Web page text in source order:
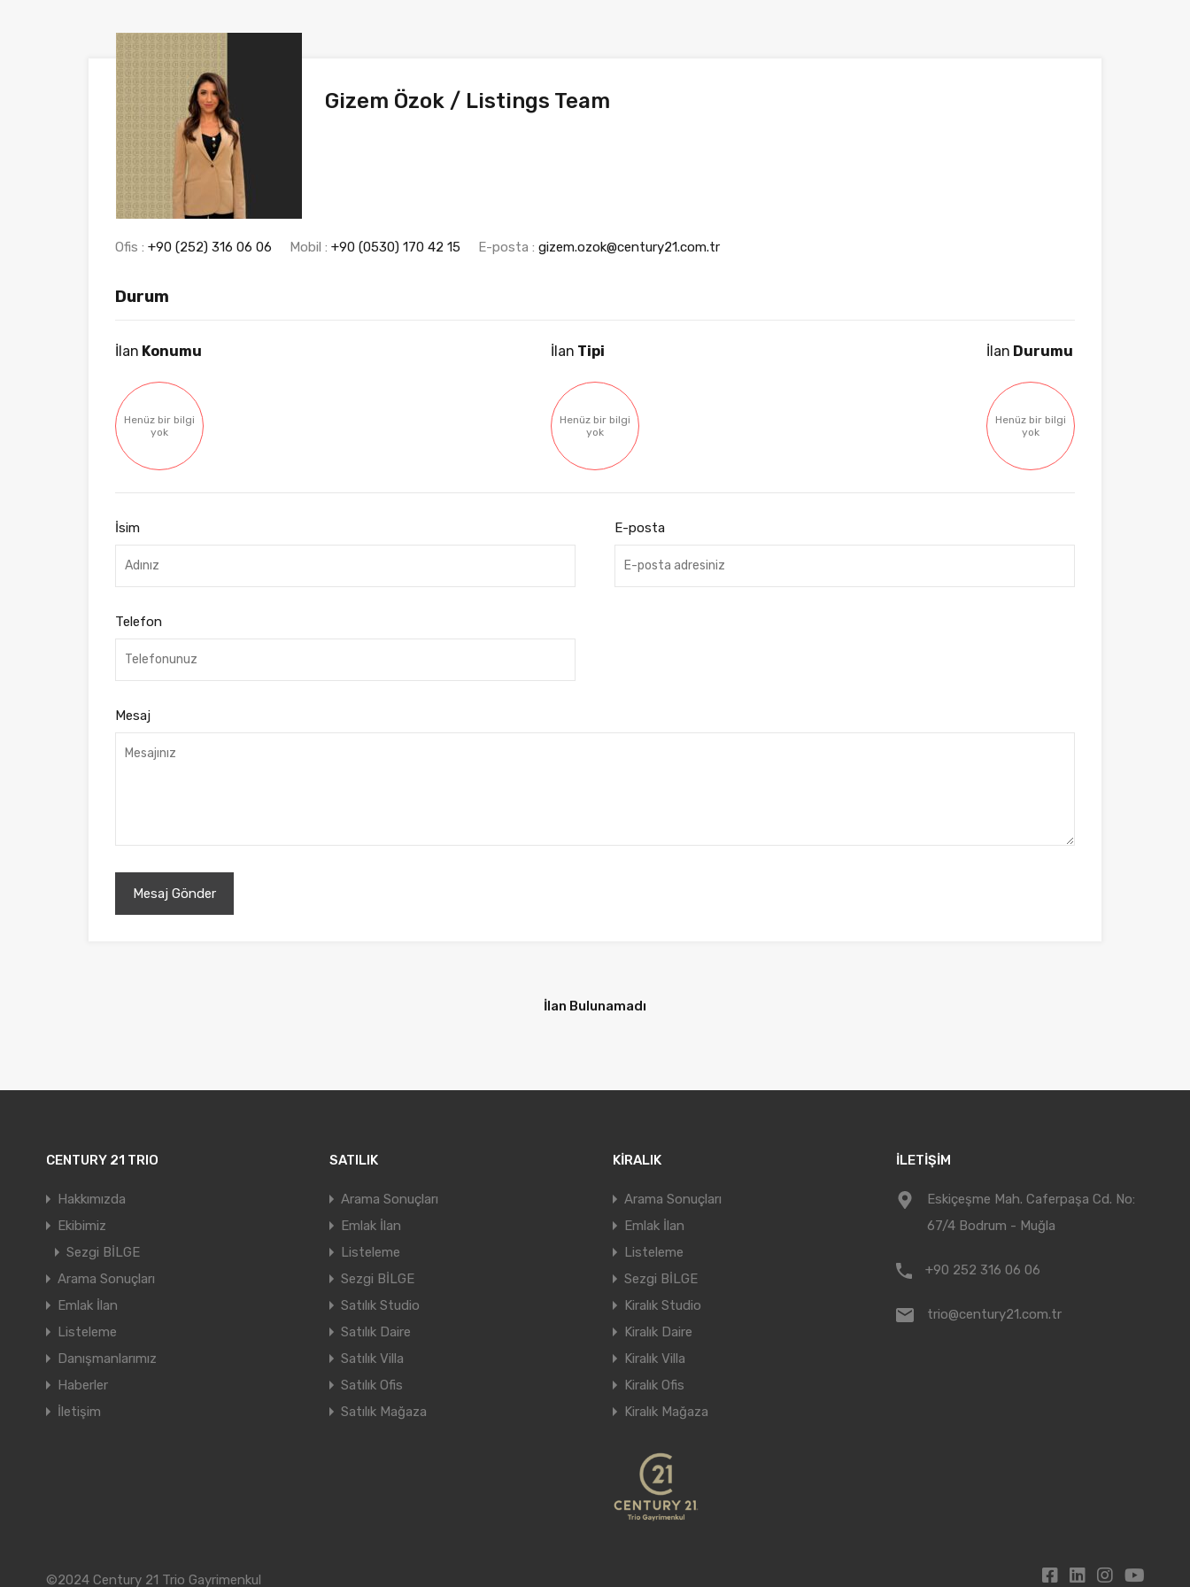
Gizem Özok / Listings Team
Ofis : +90 (252) 316 06 06 Mobil : +90 (0530) 170 42 15 E-posta : gizem.ozok@century21.com.tr
Durum
İlan Konumu
Henüz bir bilgi
yok
İlan Tipi
Henüz bir bilgi
yok
İlan Durumu
Henüz bir bilgi
yok
İsim E-posta
Telefon
Mesaj
İlan Bulunamadı
CENTURY 21 TRIO
Hakkımızda
Ekibimiz
Sezgi BİLGE
Arama Sonuçları
Emlak İlan
Listeleme
Danışmanlarımız
Haberler
İletişim
SATILIK
Arama Sonuçları
Emlak İlan
Listeleme
Sezgi BİLGE
Satılık Studio
Satılık Daire
Satılık Villa
Satılık Ofis
Satılık Mağaza
KİRALIK
Arama Sonuçları
Emlak İlan
Listeleme
Sezgi BİLGE
Kiralık Studio
Kiralık Daire
Kiralık Villa
Kiralık Ofis
Kiralık Mağaza
İLETİŞİM
Eskiçeşme Mah. Caferpaşa Cd. No:
67/4 Bodrum - Muğla
+90 252 316 06 06
trio@century21.com.tr
©2024 Century 21 Trio Gayrimenkul